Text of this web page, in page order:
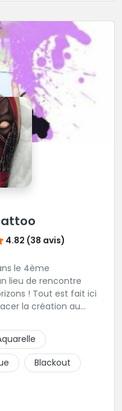
4.82 (38 avis)
le 4ème
lieu de rencontre
! Tout est fait ici
la création au
Blackout